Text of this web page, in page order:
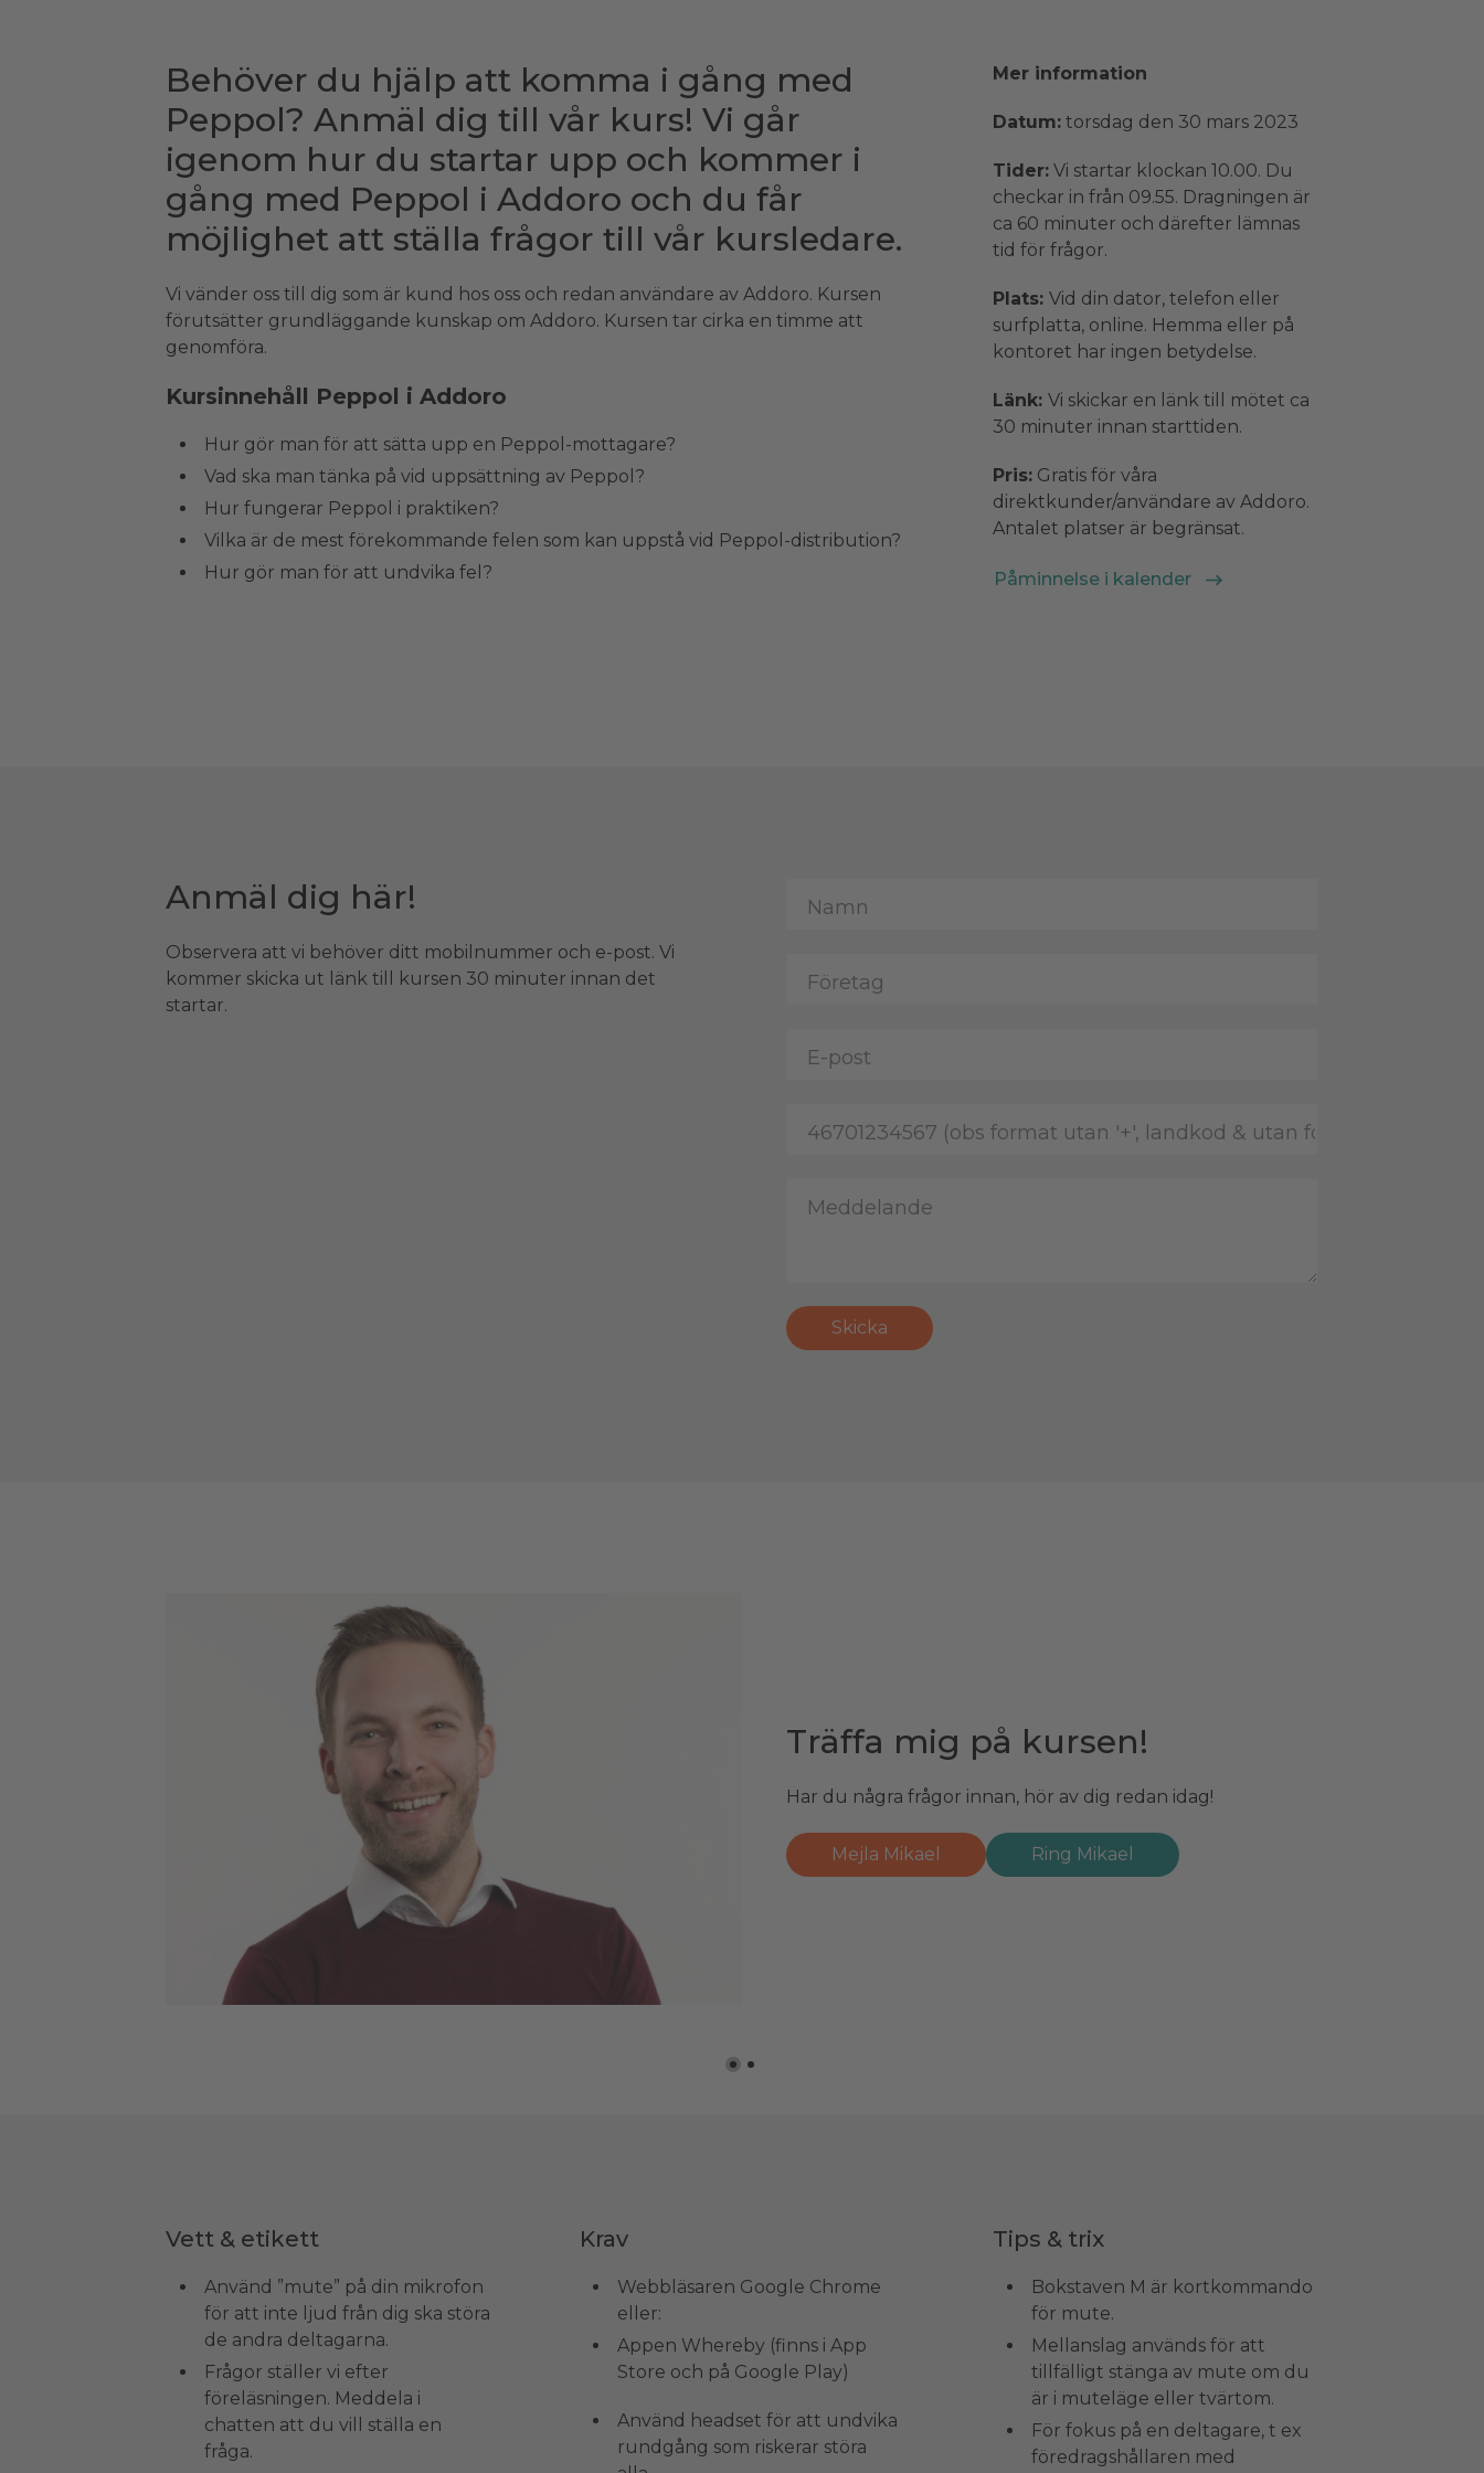
Behöver du hjälp att komma i gång med
Peppol? Anmäl dig till vår kurs! Vi går
igenom hur du startar upp och kommer i
gång med Peppol i Addoro och du får
möjlighet att ställa frågor till vår kursledare.
Vi vänder oss till dig som är kund hos oss och redan användare av Addoro. Kursen
förutsätter grundläggande kunskap om Addoro. Kursen tar cirka en timme att
genomföra.
Kursinnehåll Peppol i Addoro
Hur gör man för att sätta upp en Peppol-mottagare?
Vad ska man tänka på vid uppsättning av Peppol?
Hur fungerar Peppol i praktiken?
Vilka är de mest förekommande felen som kan uppstå vid Peppol-distribution?
Hur gör man för att undvika fel?
Mer information
Datum: torsdag den 30 mars 2023
Tider: Vi startar klockan 10.00. Du
checkar in från 09.55. Dragningen är
ca 60 minuter och därefter lämnas
tid för frågor.
Plats:Vid din dator, telefon eller
surfplatta, online. Hemma eller på
kontoret har ingen betydelse.
Länk:Vi skickar en länk till mötet ca
30 minuter innan starttiden.
Pris: Gratis för våra
direktkunder/användare av Addoro.
Antalet platser är begränsat.
Påminnelse i kalender
Anmäl dig här!
Observera att vi behöver ditt mobilnummer och e-post. Vi
kommer skicka ut länk till kursen 30 minuter innan det
startar.
Träffa mig på kursen!
Har du några frågor innan, hör av dig redan idag!
Mejla Mikael Ring Mikael
Kontakta mig!
Har du några frågor innan, hör av dig redan idag!
Mejla Håkan Ring Håkan
Vett & etikett
Använd ”mute” på din mikrofon
för att inte ljud från dig ska störa
de andra deltagarna.
Frågor ställer vi efter
föreläsningen. Meddela i
chatten att du vill ställa en
fråga.
Krav
Webbläsaren Google Chrome
eller:
Appen Whereby (finns i App
Store och på Google Play)
Använd headset för att undvika
rundgång som riskerar störa
Tips & trix
Bokstaven M är kortkommando
för mute.
Mellanslag används för att
tillfälligt stänga av mute om du
är i muteläge eller tvärtom.
För fokus på en deltagare, t ex
föredragshållaren med